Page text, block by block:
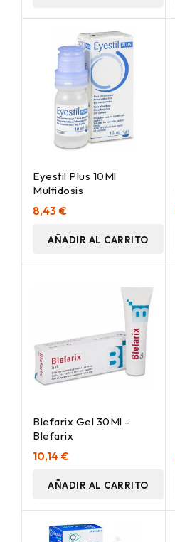
Eyestil Plus 10Ml
Multidosis
8,43 €
AÑADIR AL CARRITO
Blefarix Gel 30Ml -
Blefarix
10,14 €
AÑADIR AL CARRITO